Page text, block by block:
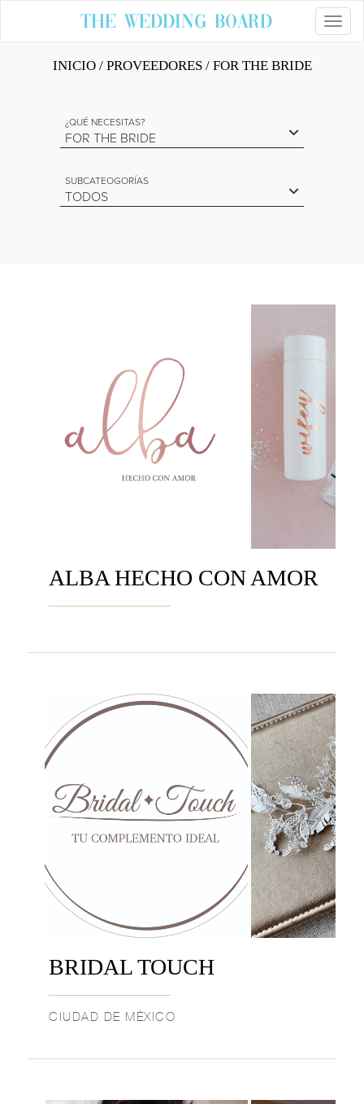
The Wedding Board
INICIO/ PROVEEDORES/ FOR THE BRIDE
¿QUÉ NECESITAS?
FOR THE BRIDE
SUBCATEOGORÍAS
TODOS
ALBA HECHO CON AMOR
BRIDAL TOUCH
CIUDAD DE MÉXICO